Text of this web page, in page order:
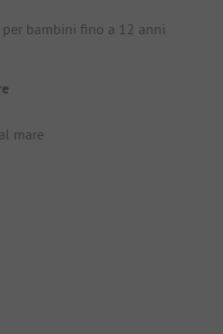
bambini fino a 12 anni
mare